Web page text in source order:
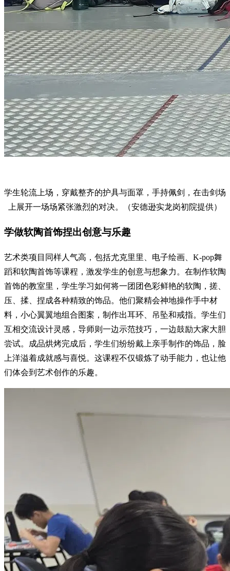
学生轮流上场，穿戴整齐的护具与面罩，手持佩剑，在击剑场
上展开一场场紧张激烈的对决。（安德逊实龙岗初院提供）
学做软陶首饰捏出创意与乐趣
艺术类项目同样人气高，包括尤克里里、电子绘画、K-pop舞
蹈和软陶首饰等课程，激发学生的创意与想象力。在制作软陶
首饰的教室里，学生学习如何将一团团色彩鲜艳的软陶，搓、
压、揉、捏成各种精致的饰品。他们聚精会神地操作手中材
料，小心翼翼地组合图案，制作出耳环、吊坠和戒指。学生们
互相交流设计灵感，导师则一边示范技巧，一边鼓励大家大胆
尝试。成品烘烤完成后，学生们纷纷戴上亲手制作的饰品，脸
上洋溢着成就感与喜悦。这课程不仅锻炼了动手能力，也让他
们体会到艺术创作的乐趣。